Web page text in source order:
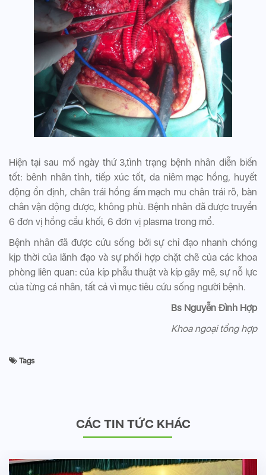
Hiện tại sau mổ ngày thứ 3,tình trạng bệnh nhân diễn biến
tốt: bênh nhân tỉnh, tiếp xúc tốt, da niêm mạc hồng, huyết
động ổn định, chân trái hồng ấm mạch mu chân trái rõ, bàn
chân vận động được, không phù. Bệnh nhân đã được truyền
6 đơn vị hồng cầu khối, 6 đơn vị plasma trong mổ.
Bệnh nhân đã được cứu sống bởi sự chỉ đạo nhanh chóng
kịp thời của lãnh đạo và sự phối hợp chặt chẽ của các khoa
phòng liên quan: của kíp phẫu thuật và kíp gây mê, sự nỗ lực
của từng cá nhân, tất cả vì mục tiêu cứu sống người bệnh.
Bs Nguyễn Đình Hợp
Khoa ngoại tổng hợp
Tags
CÁC TIN TỨC KHÁC